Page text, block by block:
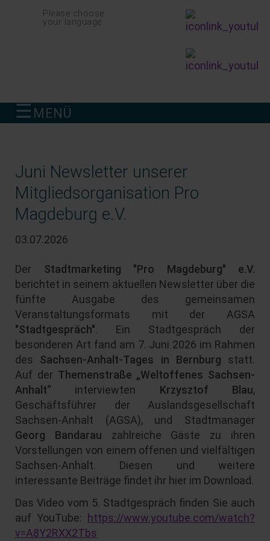
Navigation
überspringenPlease choose
your language
☰ MENÜ
Juni Newsletter unserer
Mitgliedsorganisation Pro
Magdeburg e.V.
03.07.2026
Der Stadtmarketing "Pro Magdeburg" e.V.
berichtet in seinem aktuellen Newsletter über die
fünfte Ausgabe des gemeinsamen
Veranstaltungsformats mit der AGSA
"Stadtgespräch". Ein Stadtgespräch der
besonderen Art fand am 7. Juni 2026 im Rahmen
des Sachsen-Anhalt-Tages in Bernburg statt.
Auf der Themenstraße „Weltoffenes Sachsen-
Anhalt“ interviewten Krzysztof Blau,
Geschäftsführer der Auslandsgesellschaft
Sachsen-Anhalt (AGSA), und Stadtmanager
Georg Bandarau zahlreiche Gäste zu ihren
Vorstellungen von einem offenen und vielfältigen
Sachsen-Anhalt. Diesen und weitere
interessante Beiträge findet ihr hier im Download.
Das Video vom 5. Stadtgespräch finden Sie auch
auf YouTube: https://www.youtube.com/watch?
v=A8Y2RXX2Tbs